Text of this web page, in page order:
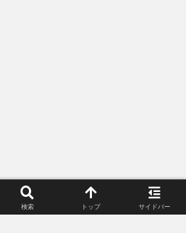
検索 トップ サイドバー